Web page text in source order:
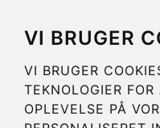
VI BRUGER
VI BRUGER
TEKNOLOGIER
OPLEVELSE PÅ